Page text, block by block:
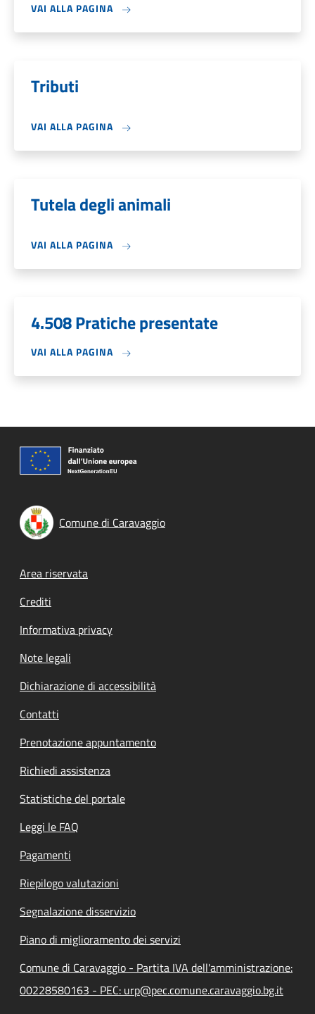
VAI ALLA PAGINA
Tributi
VAI ALLA PAGINA
Tutela degli animali
VAI ALLA PAGINA
4.508 Pratiche presentate
VAI ALLA PAGINA
Comune di Caravaggio
Footer menu
Area riservata
Crediti
Informativa privacy
Note legali
Dichiarazione di accessibilità
Contatti
Prenotazione appuntamento
Richiedi assistenza
Statistiche del portale
Leggi le FAQ
Pagamenti
Riepilogo valutazioni
Segnalazione disservizio
Piano di miglioramento dei servizi
Comune di Caravaggio - Partita IVA dell'amministrazione:
00228580163 - PEC: urp@pec.comune.caravaggio.bg.it